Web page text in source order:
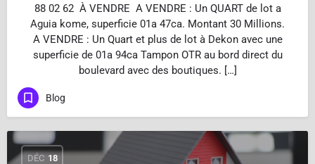
88 02 62 À VENDRE A VENDRE : Un QUART de lot a
Aguia kome, superficie 01a 47ca. Montant 30 Millions.
A VENDRE : Un Quart et plus de lot à Dekon avec une
superficie de 01a 94ca Tampon OTR au bord direct du
boulevard avec des boutiques. […]
Blog
DÉC 18